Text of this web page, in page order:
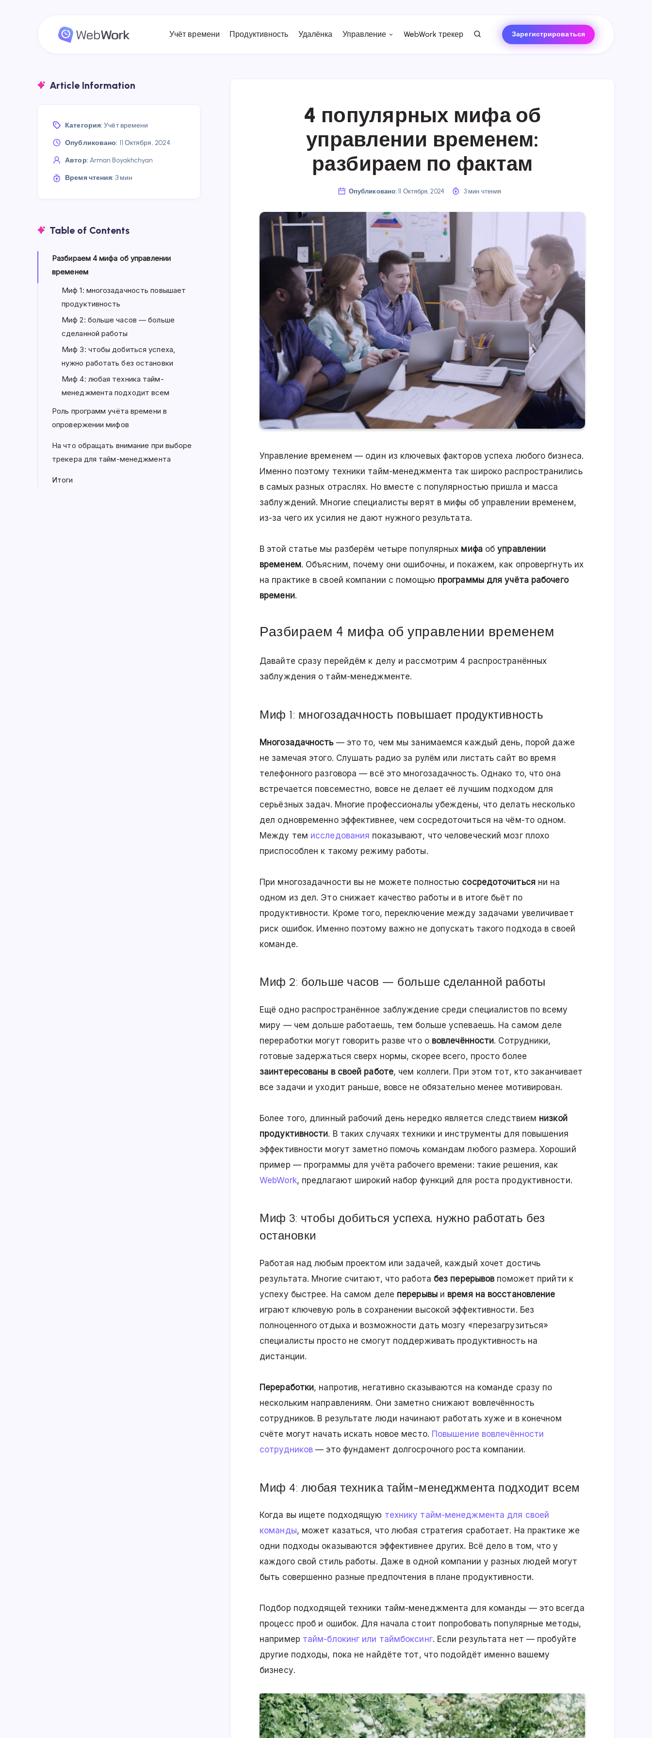
Учёт времени Продуктивность Удалёнка Управление WebWork трекер Зарегистрироваться
4 популярных мифа об
управлении временем:
разбираем по фактам
Опубликовано: 11 Октября, 2024 3 мин чтения
Управление временем — один из ключевых факторов успеха любого бизнеса.
Именно поэтому техники тайм-менеджмента так широко распространились
в самых разных отраслях. Но вместе с популярностью пришла и масса
заблуждений. Многие специалисты верят в мифы об управлении временем,
из-за чего их усилия не дают нужного результата.
В этой статье мы разберём четыре популярных мифа обуправлении
временем. Объясним, почему они ошибочны, и покажем, как опровергнуть их
на практике в своей компании с помощью программы для учёта рабочего
времени.
Разбираем 4 мифа об управлении временем
Давайте сразу перейдём к делу и рассмотрим 4 распространённых
заблуждения о тайм-менеджменте.
Миф 1: многозадачность повышает продуктивность
Многозадачность — это то, чем мы занимаемся каждый день, порой даже
не замечая этого. Слушать радио за рулём или листать сайт во время
телефонного разговора — всё это многозадачность. Однако то, что она
встречается повсеместно, вовсе не делает её лучшим подходом для
серьёзных задач. Многие профессионалы убеждены, что делать несколько
дел одновременно эффективнее, чем сосредоточиться на чём-то одном.
Между тем исследования показывают, что человеческий мозг плохо
приспособлен к такому режиму работы.
При многозадачности вы не можете полностью сосредоточиться ни на
одном из дел. Это снижает качество работы и в итоге бьёт по
продуктивности. Кроме того, переключение между задачами увеличивает
риск ошибок. Именно поэтому важно не допускать такого подхода в своей
команде.
Миф 2: больше часов — больше сделанной работы
Ещё одно распространённое заблуждение среди специалистов по всему
миру — чем дольше работаешь, тем больше успеваешь. На самом деле
переработки могут говорить разве что о вовлечённости. Сотрудники,
готовые задержаться сверх нормы, скорее всего, просто более
заинтересованы в своей работе, чем коллеги. При этом тот, кто заканчивает
все задачи и уходит раньше, вовсе не обязательно менее мотивирован.
Более того, длинный рабочий день нередко является следствием низкой
продуктивности. В таких случаях техники и инструменты для повышения
эффективности могут заметно помочь командам любого размера. Хороший
пример — программы для учёта рабочего времени: такие решения, как
WebWork, предлагают широкий набор функций для роста продуктивности.
Миф 3: чтобы добиться успеха, нужно работать без
остановки
Работая над любым проектом или задачей, каждый хочет достичь
результата. Многие считают, что работа без перерывовпоможет прийти к
успеху быстрее. На самом деле перерывы и время на восстановление
играют ключевую роль в сохранении высокой эффективности. Без
полноценного отдыха и возможности дать мозгу «перезагрузиться»
специалисты просто не смогут поддерживать продуктивность на
дистанции.
Переработки, напротив, негативно сказываются на команде сразу по
нескольким направлениям. Они заметно снижают вовлечённость
сотрудников. В результате люди начинают работать хуже и в конечном
счёте могут начать искать новое место. Повышение вовлечённости
сотрудников — это фундамент долгосрочного роста компании.
Миф 4: любая техника тайм-менеджмента подходит всем
Когда вы ищете подходящую технику тайм-менеджмента для своей
команды, может казаться, что любая стратегия сработает. На практике же
одни подходы оказываются эффективнее других. Всё дело в том, что у
каждого свой стиль работы. Даже в одной компании у разных людей могут
быть совершенно разные предпочтения в плане продуктивности.
Подбор подходящей техники тайм-менеджмента для команды — это всегда
процесс проб и ошибок. Для начала стоит попробовать популярные методы,
например тайм-блокинг или таймбоксинг. Если результата нет — пробуйте
другие подходы, пока не найдёте тот, что подойдёт именно вашему
бизнесу.
Article Information
Категория: Учёт времени
Опубликовано: 11 Октября, 2024
Автор: Arman Boyakhchyan
Время чтения: 3 мин
Table of Contents
Разбираем 4 мифа об управлении
временем
Миф 1: многозадачность повышает
продуктивность
Миф 2: больше часов — больше
сделанной работы
Миф 3: чтобы добиться успеха,
нужно работать без остановки
Миф 4: любая техника тайм-
менеджмента подходит всем
Роль программ учёта времени в
опровержении мифов
На что обращать внимание при выборе
трекера для тайм-менеджмента
Итоги